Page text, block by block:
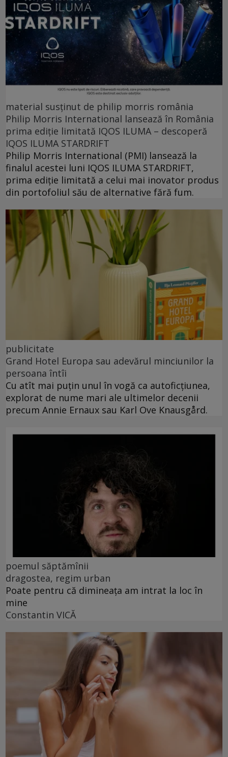
material susținut de philip morris românia
Philip Morris International lansează în România
prima ediție limitată IQOS ILUMA – descoperă
IQOS ILUMA STARDRIFT
Philip Morris International (PMI) lansează la
finalul acestei luni IQOS ILUMA STARDRIFT,
prima ediție limitată a celui mai inovator produs
din portofoliul său de alternative fără fum.
publicitate
Grand Hotel Europa sau adevărul minciunilor la
persoana întîi
Cu atît mai puțin unul în vogă ca autoficțiunea,
explorat de nume mari ale ultimelor decenii
precum Annie Ernaux sau Karl Ove Knausgård.
poemul săptămînii
dragostea, regim urban
Poate pentru că dimineața am intrat la loc în
mine
Constantin VICĂ